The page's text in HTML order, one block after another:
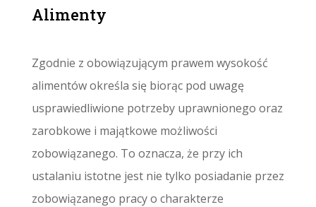
Alimenty
Zgodnie z obowiązującym prawem wysokość
alimentów określa się biorąc pod uwagę
usprawiedliwione potrzeby uprawnionego oraz
zarobkowe i majątkowe możliwości
zobowiązanego. To oznacza, że przy ich
ustalaniu istotne jest nie tylko posiadanie przez
zobowiązanego pracy o charakterze